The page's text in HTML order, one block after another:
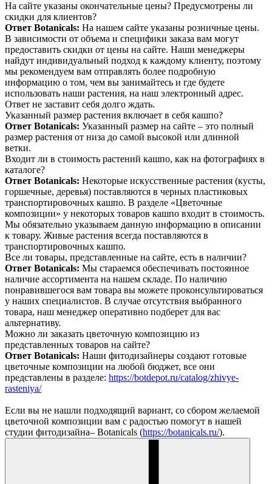
На сайте указаны окончательные цены? Предусмотрены ли
скидки для клиентов?
Ответ Botanicals: На нашем сайте указаны розничные цены.
В зависимости от объема и специфики заказа вам могут
предоставить скидки от цены на сайте. Наши менеджеры
найдут индивидуальный подход к каждому клиенту, поэтому
мы рекомендуем вам отправлять более подробную
информацию о том, чем вы занимайтесь и где будете
использовать наши растения, на наш электронный адрес.
Ответ не заставит себя долго ждать.
Указанный размер растения включает в себя кашпо?
Ответ Botanicals: Указанный размер на сайте – это полный
размер растения от низа до самой высокой или длинной
ветки.
Входит ли в стоимость растений кашпо, как на фотографиях в
каталоге?
Ответ Botanicals: Некоторые искусственные растения (кусты,
горшечные, деревья) поставляются в черных пластиковых
транспортировочных кашпо. В разделе «Цветочные
композиции» у некоторых товаров кашпо входит в стоимость.
Мы обязательно указываем данную информацию в описании
к товару. Живые растения всегда поставляются в
транспортировочных кашпо.
Все ли товары, представленные на сайте, есть в наличии?
Ответ Botanicals: Мы стараемся обеспечивать постоянное
наличие ассортимента на нашем складе. По наличию
понравившегося вам товара вы можете проконсультироваться
у наших специалистов. В случае отсутствия выбранного
товара, наш менеджер оперативно подберет для вас
альтернативу.
Можно ли заказать цветочную композицию из
представленных товаров на сайте?
Ответ Botanicals: Наши фитодизайнеры создают готовые
цветочные композиции на любой бюджет, все они
представлены в разделе: https://botdepot.ru/catalog/zhivye-
rasteniya/
Если вы не нашли подходящий вариант, со сбором желаемой
цветочной композиции вам с радостью помогут в нашей
студии фитодизайна– Botanicals (https://botanicals.ru/).